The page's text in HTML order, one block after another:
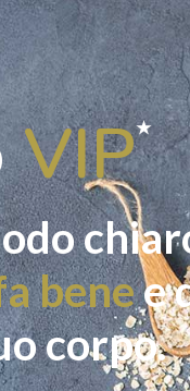
VIP★
benee
corpo.